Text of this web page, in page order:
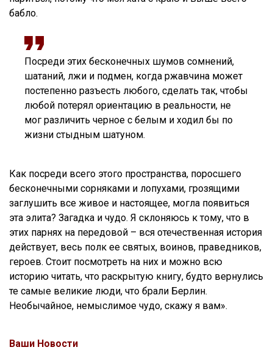
бабло.
Посреди этих бесконечных шумов сомнений,
шатаний, лжи и подмен, когда ржавчина может
постепенно разъесть любого, сделать так, чтобы
любой потерял ориентацию в реальности, не
мог различить черное с белым и ходил бы по
жизни стыдным шатуном.
Как посреди всего этого пространства, поросшего
бесконечными сорняками и лопухами, грозящими
заглушить все живое и настоящее, могла появиться
эта элита? Загадка и чудо. Я склоняюсь к тому, что в
этих парнях на передовой – вся отечественная история
действует, весь полк ее святых, воинов, праведников,
героев. Стоит посмотреть на них и можно всю
историю читать, что раскрытую книгу, будто вернулись
те самые великие люди, что брали Берлин.
Необычайное, немыслимое чудо, скажу я вам».
Ваши Новости